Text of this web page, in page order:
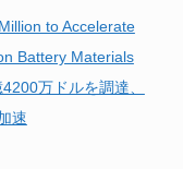
to Accelerate
Battery Materials
万ドルを調達、
速